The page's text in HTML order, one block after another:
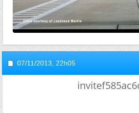
07/11/2013, 22h05